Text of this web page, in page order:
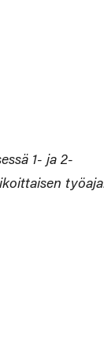
1- ja 2-